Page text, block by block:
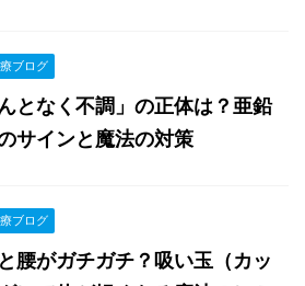
ブログ
んとなく不調」の正体は？亜鉛
サインと魔法の対策
ブログ
腰がガチガチ？吸い玉（カッ